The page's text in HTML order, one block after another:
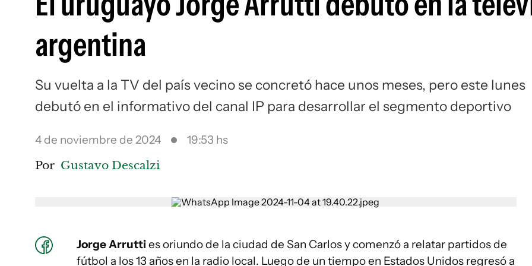
argentina
Su vuelta a la TV del país vecino se concretó hace unos meses, pero este lunes
debutó en el informativo del canal IP para desarrollar el segmento deportivo
4 de noviembre de 2024 19:53 hs
Por Gustavo Descalzi
Jorge Arrutti es oriundo de la ciudad de San Carlos y comenzó a relatar partidos de
fútbol a los 13 años en la radio local. Luego de un tiempo en Estados Unidos regresó a